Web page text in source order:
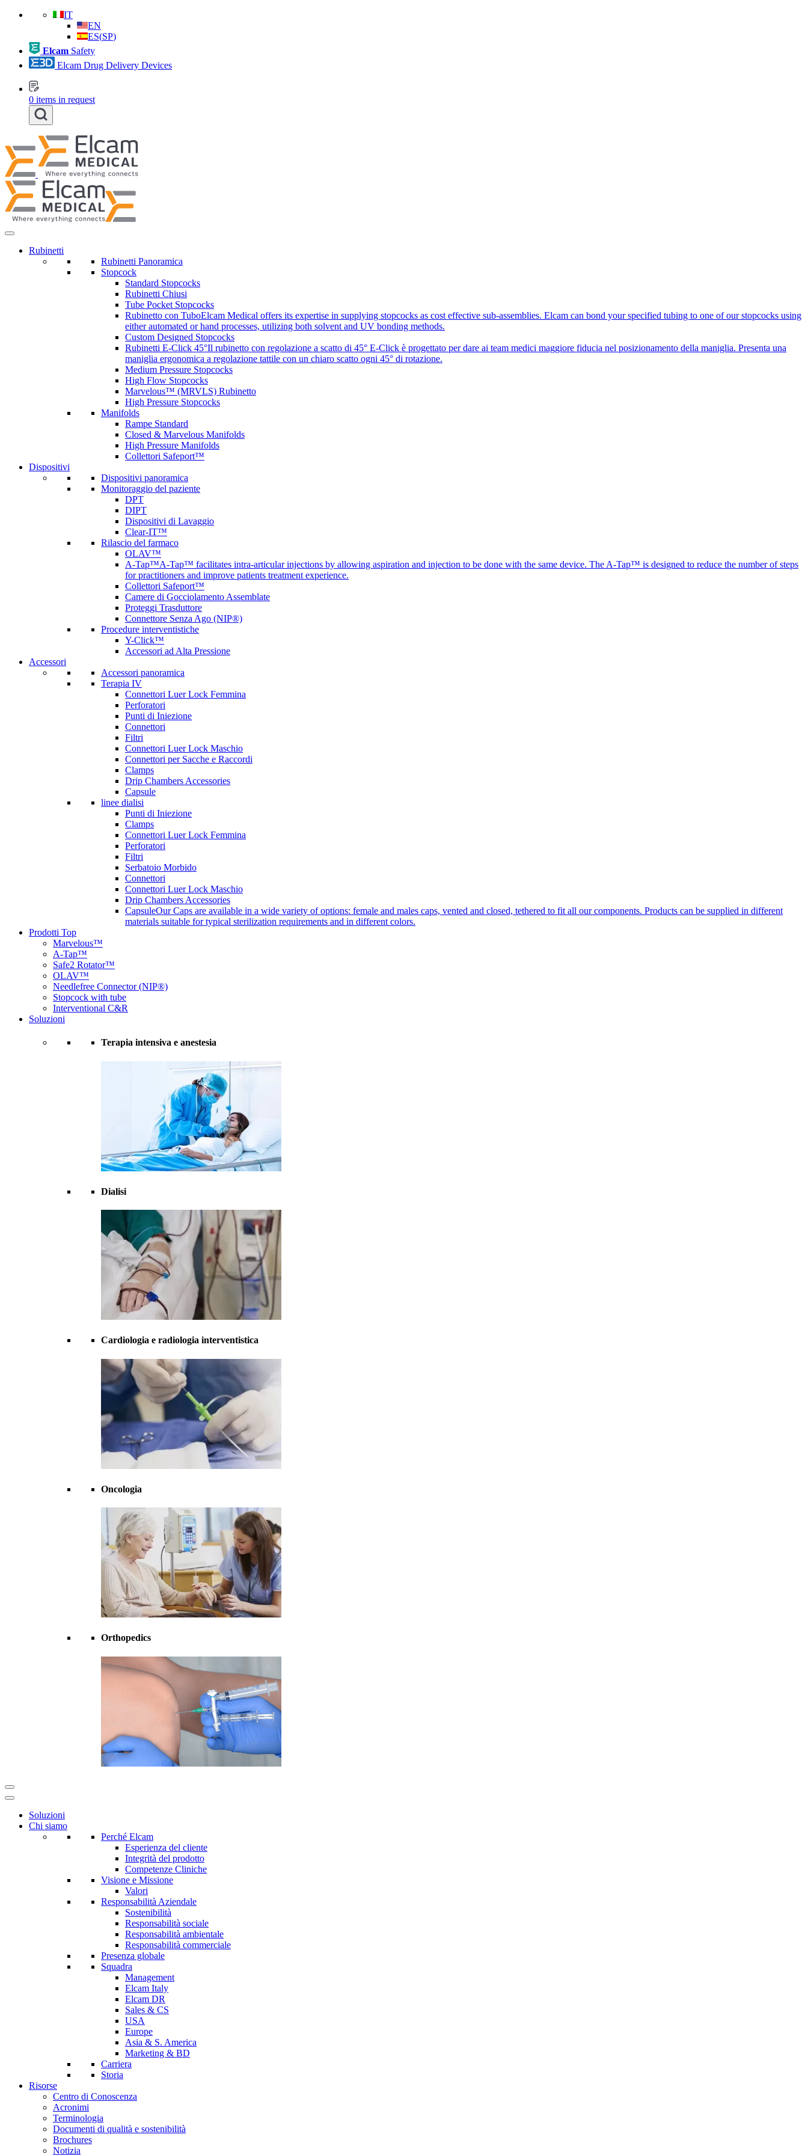
IT
EN
ES(SP)
Elcam Safety
Elcam Drug Delivery Devices
0 items in request
Rubinetti
Rubinetti Panoramica
Stopcock
Standard Stopcocks
Rubinetti Chiusi
Tube Pocket Stopcocks
Rubinetto con TuboElcam Medical offers its expertise in supplying stopcocks as cost effective sub-assemblies. Elcam can bond your specified tubing to one of our stopcocks using
either automated or hand processes, utilizing both solvent and UV bonding methods.
Custom Designed Stopcocks
Rubinetti E-Click 45°Il rubinetto con regolazione a scatto di 45° E-Click è progettato per dare ai team medici maggiore fiducia nel posizionamento della maniglia. Presenta una
maniglia ergonomica a regolazione tattile con un chiaro scatto ogni 45° di rotazione.
Medium Pressure Stopcocks
High Flow Stopcocks
Marvelous™ (MRVLS) Rubinetto
High Pressure Stopcocks
Manifolds
Rampe Standard
Closed & Marvelous Manifolds
High Pressure Manifolds
Collettori Safeport™
Dispositivi
Dispositivi panoramica
Monitoraggio del paziente
DPT
DIPT
Dispositivi di Lavaggio
Clear-IT™
Rilascio del farmaco
OLAV™
A-Tap™A-Tap™ facilitates intra-articular injections by allowing aspiration and injection to be done with the same device. The A-Tap™ is designed to reduce the number of steps
for practitioners and improve patients treatment experience.
Collettori Safeport™
Camere di Gocciolamento Assemblate
Proteggi Trasduttore
Connettore Senza Ago (NIP®)
Procedure interventistiche
Y-Click™
Accessori ad Alta Pressione
Accessori
Accessori panoramica
Terapia IV
Connettori Luer Lock Femmina
Perforatori
Punti di Iniezione
Connettori
Filtri
Connettori Luer Lock Maschio
Connettori per Sacche e Raccordi
Clamps
Drip Chambers Accessories
Capsule
linee dialisi
Punti di Iniezione
Clamps
Connettori Luer Lock Femmina
Perforatori
Filtri
Serbatoio Morbido
Connettori
Connettori Luer Lock Maschio
Drip Chambers Accessories
CapsuleOur Caps are available in a wide variety of options: female and males caps, vented and closed, tethered to fit all our components. Products can be supplied in different
materials suitable for typical sterilization requirements and in different colors.
Prodotti Top
Marvelous™
A-Tap™
Safe2 Rotator™
OLAV™
Needlefree Connector (NIP®)
Stopcock with tube
Interventional C&R
Soluzioni
Terapia intensiva e anestesia
Dialisi
Cardiologia e radiologia interventistica
Oncologia
Orthopedics
Soluzioni
Chi siamo
Perché Elcam
Esperienza del cliente
Integrità del prodotto
Competenze Cliniche
Visione e Missione
Valori
Responsabilità Aziendale
Sostenibilità
Responsabilità sociale
Responsabilità ambientale
Responsabilità commerciale
Presenza globale
Squadra
Management
Elcam Italy
Elcam DR
Sales & CS
USA
Europe
Asia & S. America
Marketing & BD
Carriera
Storia
Risorse
Centro di Conoscenza
Acronimi
Terminologia
Documenti di qualità e sostenibilità
Brochures
Notizia